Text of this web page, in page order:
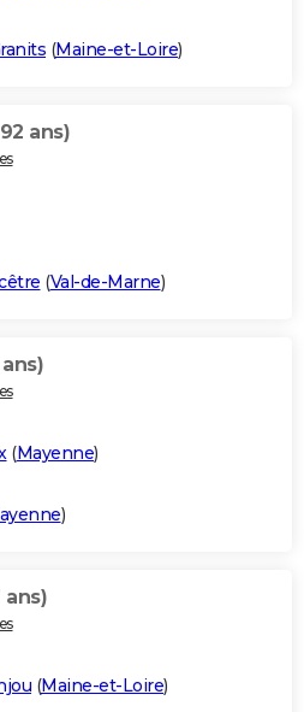
(Maine-et-Loire)
ans)
(Val-de-Marne)
(Mayenne)
)
ans)
(Maine-et-Loire)